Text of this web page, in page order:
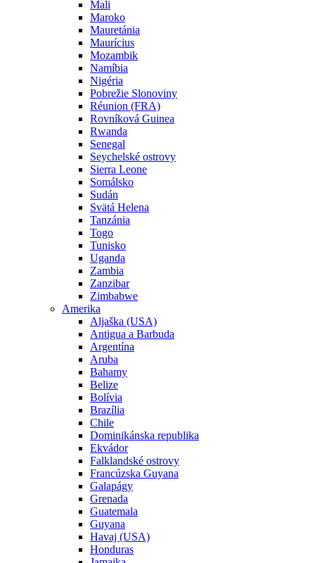
Mali
Maroko
Mauretánia
Maurícius
Mozambik
Namíbia
Nigéria
Pobrežie Slonoviny
Réunion (FRA)
Rovníková Guinea
Rwanda
Senegal
Seychelské ostrovy
Sierra Leone
Somálsko
Sudán
Svätá Helena
Tanzánia
Togo
Tunisko
Uganda
Zambia
Zanzibar
Zimbabwe
Amerika
Aljaška (USA)
Antigua a Barbuda
Argentína
Aruba
Bahamy
Belize
Bolívia
Brazília
Chile
Dominikánska republika
Ekvádor
Falklandské ostrovy
Francúzska Guyana
Galapágy
Grenada
Guatemala
Guyana
Havaj (USA)
Honduras